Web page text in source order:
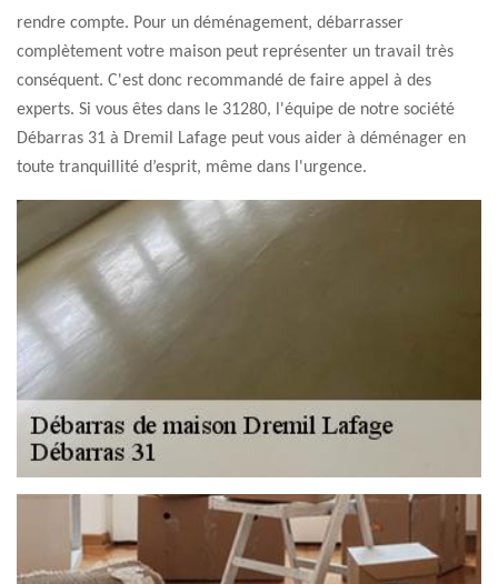
rendre compte. Pour un déménagement, débarrasser
complètement votre maison peut représenter un travail très
conséquent. C'est donc recommandé de faire appel à des
experts. Si vous êtes dans le 31280, l'équipe de notre société
Débarras 31 à Dremil Lafage peut vous aider à déménager en
toute tranquillité d’esprit, même dans l'urgence.